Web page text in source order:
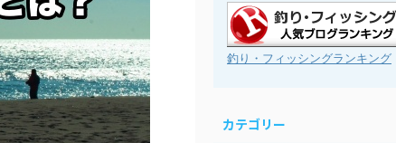
釣り・フィッシングランキング
カテゴリー